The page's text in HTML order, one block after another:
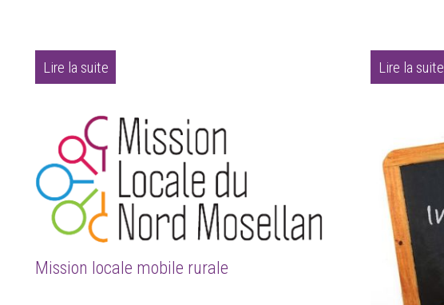
Lire la suite Lire la suite
Mission locale mobile rurale